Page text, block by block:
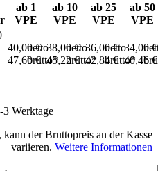
ab 1
VPE
ab 10
VPE
ab 25
VPE
ab 50
VPE
40,00 €
netto
47,60 €
brutto*
38,00 €
netto
45,22 €brutto*
36,00 €
netto
42,84 €
brutto*
34,00
40,46
3 Werktage
der Bruttopreis an der Kasse
variieren. Weitere Informationen